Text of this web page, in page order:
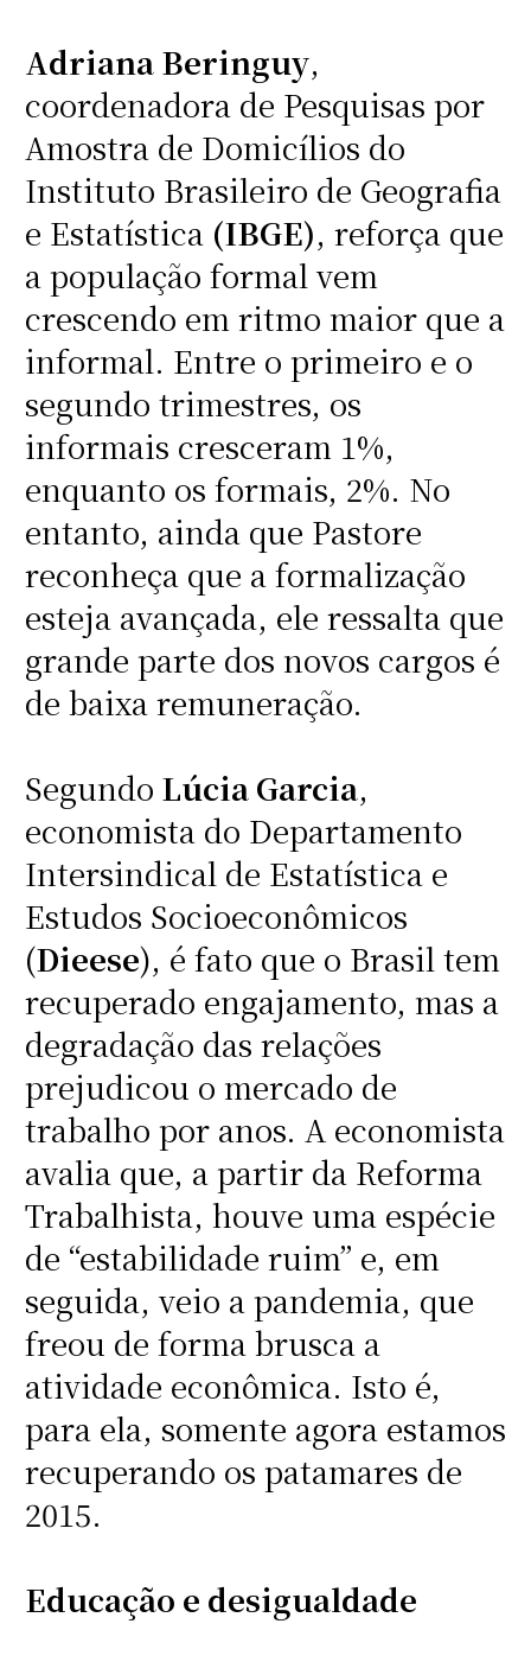
Adriana Beringuy,
coordenadora de Pesquisas por
Amostra de Domicílios do
Instituto Brasileiro de Geografia
e Estatística (IBGE), reforça que
a população formal vem
crescendo em ritmo maior que a
informal. Entre o primeiro e o
segundo trimestres, os
informais cresceram 1%,
enquanto os formais, 2%. No
entanto, ainda que Pastore
reconheça que a formalização
esteja avançada, ele ressalta que
grande parte dos novos cargos é
de baixa remuneração.
Segundo Lúcia Garcia,
economista do Departamento
Intersindical de Estatística e
Estudos Socioeconômicos
(Dieese), é fato que o Brasil tem
recuperado engajamento, mas a
degradação das relações
prejudicou o mercado de
trabalho por anos. A economista
avalia que, a partir da Reforma
Trabalhista, houve uma espécie
de “estabilidade ruim” e, em
seguida, veio a pandemia, que
freou de forma brusca a
atividade econômica. Isto é,
para ela, somente agora estamos
recuperando os patamares de
2015.
Educação e desigualdade